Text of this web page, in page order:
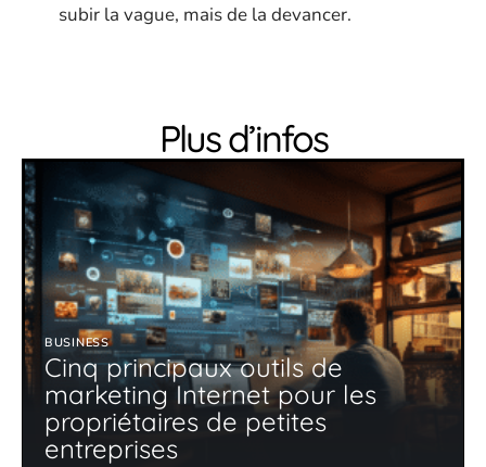
subir la vague, mais de la devancer.
Plus d’infos
BUSINESS
Cinq principaux outils de
marketing Internet pour les
propriétaires de petites
entreprises